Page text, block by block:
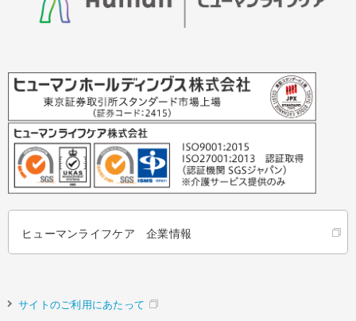
ヒューマンライフケア 企業情報
サイトのご利用にあたって